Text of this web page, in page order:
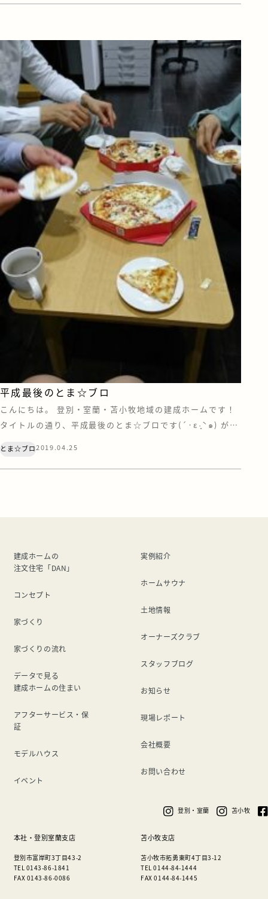
よ！！っという方は、お疲れ様でした(＞＜)！ 前半あまり
ＢＢＱをしてい […]
平成最後のとま☆ブロ
こんにちは。 登別・室蘭・苫小牧地域の建成ホームです！
タイトルの通り、平成最後のとま☆ブロです(´·ε·̥ˋ๑) が、
クトの見え方が変わった気がしていて 視力下がったのかな
～。思い当たる節がありすぎるな～(^^; と思っていたので
とま☆ブロ2019.04.25
建成ホームの
注文住宅「DAN」
コンセプト
家づくり
家づくりの流れ
データで見る
建成ホームの住まい
アフターサービス・保
証
モデルハウス
イベント
実例紹介
ホームサウナ
土地情報
オーナーズクラブ
スタッフブログ
お知らせ
現場レポート
会社概要
お問い合わせ
本社・登別室蘭支店
登別市富岸町3丁目43-2
TEL 0143-86-1841
FAX 0143-86-0086
苫小牧支店
苫小牧市拓勇東町4丁目3-12
TEL 0144-84-1444
FAX 0144-84-1445
登別・室蘭 苫小牧